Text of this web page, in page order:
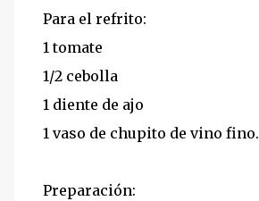
Para el refrito:
1 tomate
1/2 cebolla
1 diente de ajo
1 vaso de chupito de vino fino.
Preparación: